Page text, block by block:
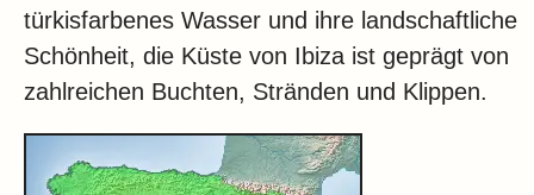
türkisfarbenes Wasser und ihre landschaftliche
Schönheit, die Küste von Ibiza ist geprägt von
zahlreichen Buchten, Stränden und Klippen.